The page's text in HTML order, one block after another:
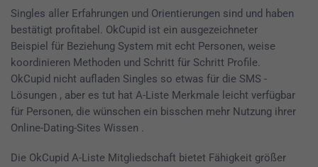
Singles aller Erfahrungen und Orientierungen sind und haben
bestätigt profitabel. OkCupid ist ein ausgezeichneter
Beispiel für Beziehung System mit echt Personen, weise
koordinieren Methoden und Schritt für Schritt Profile.
OkCupid nicht aufladen Singles so etwas für die SMS -
Lösungen , aber es tut hat A-Liste Merkmale leicht verfügbar
für Personen, die wünschen ein bisschen mehr Nutzung ihrer
Online-Dating-Sites Wissen .
Die OkCupid A-Liste Mitgliedschaft bietet Fähigkeit größer